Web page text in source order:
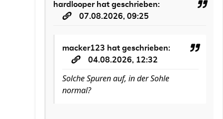
hardlooperhat geschrieben:
07.08.2026, 09:25
macker123 hat geschrieben:
04.08.2026, 12:32
Solche Spuren auf, in der Sohle
normal?